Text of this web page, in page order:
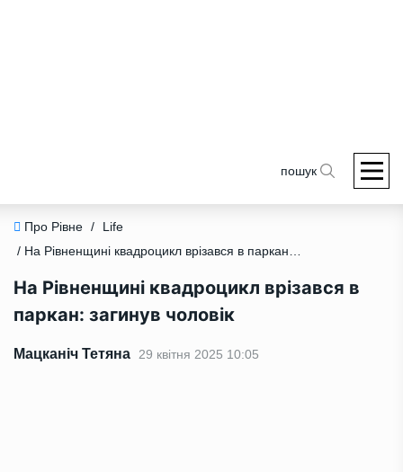
пошук
Про Рівне /
Life
/ На Рівненщині квадроцикл врізався в паркан: загинув чоловік
На Рівненщині квадроцикл врізався в
паркан: загинув чоловік
Мацканіч Тетяна 29 квітня 2025 10:05